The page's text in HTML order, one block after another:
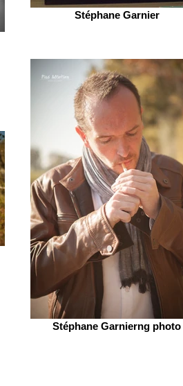
Stéphane Garnier
Stéphane Garnierng photo